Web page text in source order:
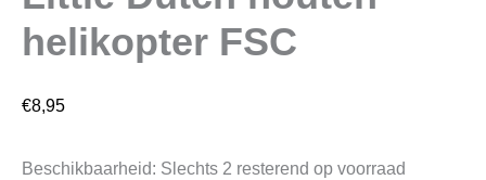
helikopter FSC
€8,95
Beschikbaarheid: Slechts 2 resterend op voorraad